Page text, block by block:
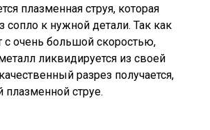
плазменная струя, которая
сопло к нужной детали. Так как
с очень большой скоростью,
ликвидируется из своей
разрез получается,
плазменной струе.